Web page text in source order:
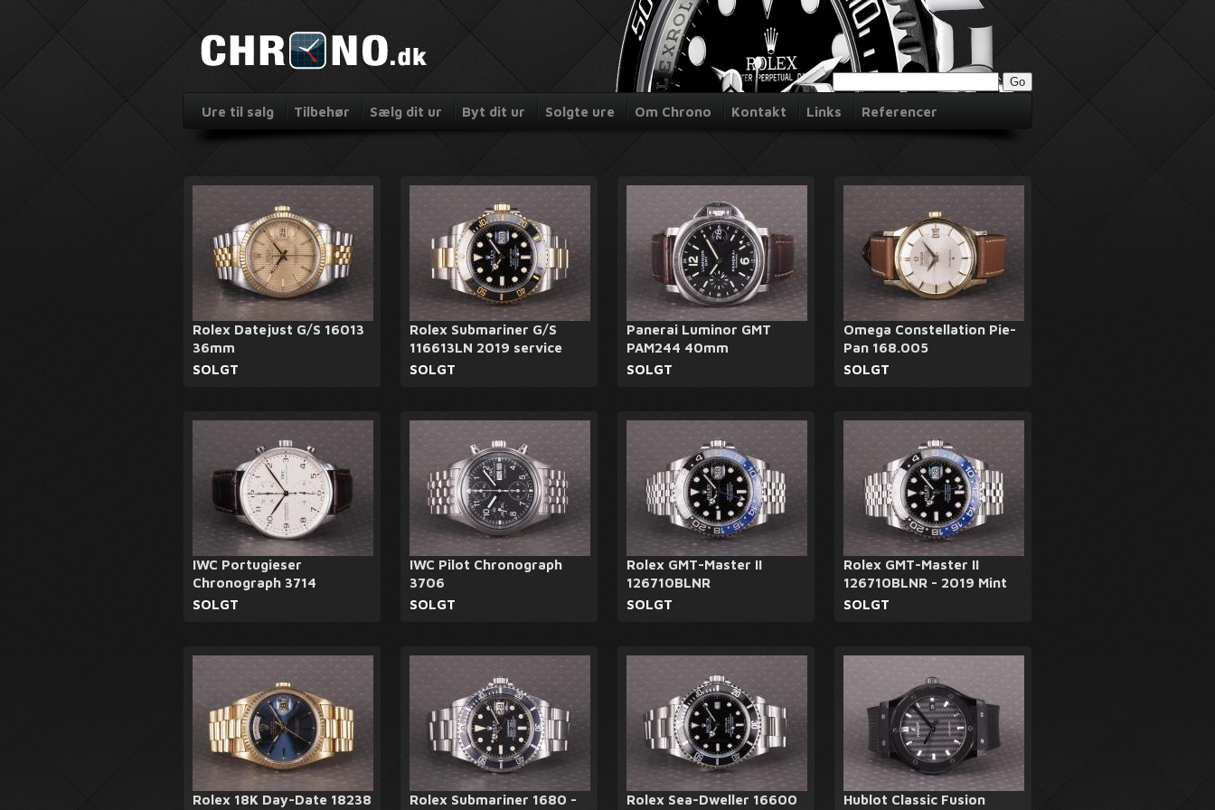
Ure til salg Tilbehør Sælg dit ur Byt dit ur Solgte ure Om Chrono Kontakt Links Referencer
Rolex Datejust G/S 16013
36mm
SOLGT
Rolex Submariner G/S
116613LN 2019 service
SOLGT
Panerai Luminor GMT
PAM244 40mm
SOLGT
Omega Constellation Pie-
Pan 168.005
SOLGT
IWC Portugieser
Chronograph 3714
SOLGT
IWC Pilot Chronograph
3706
SOLGT
Rolex GMT-Master II
126710BLNR
SOLGT
Rolex GMT-Master II
126710BLNR - 2019 Mint
SOLGT
Rolex 18K Day-Date 18238 Rolex Submariner 1680 - Rolex Sea-Dweller 16600 Hublot Classic Fusion